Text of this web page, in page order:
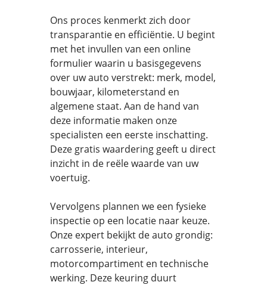
Ons proces kenmerkt zich door
transparantie en efficiëntie. U begint
met het invullen van een online
formulier waarin u basisgegevens
over uw auto verstrekt: merk, model,
bouwjaar, kilometerstand en
algemene staat. Aan de hand van
deze informatie maken onze
specialisten een eerste inschatting.
Deze gratis waardering geeft u direct
inzicht in de reële waarde van uw
voertuig.
Vervolgens plannen we een fysieke
inspectie op een locatie naar keuze.
Onze expert bekijkt de auto grondig:
carrosserie, interieur,
motorcompartiment en technische
werking. Deze keuring duurt